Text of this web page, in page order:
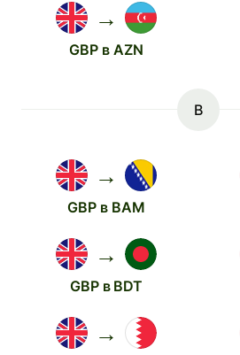
→
GBP в AZN
B
→
GBP в BAM
→
GBP в BDT
→